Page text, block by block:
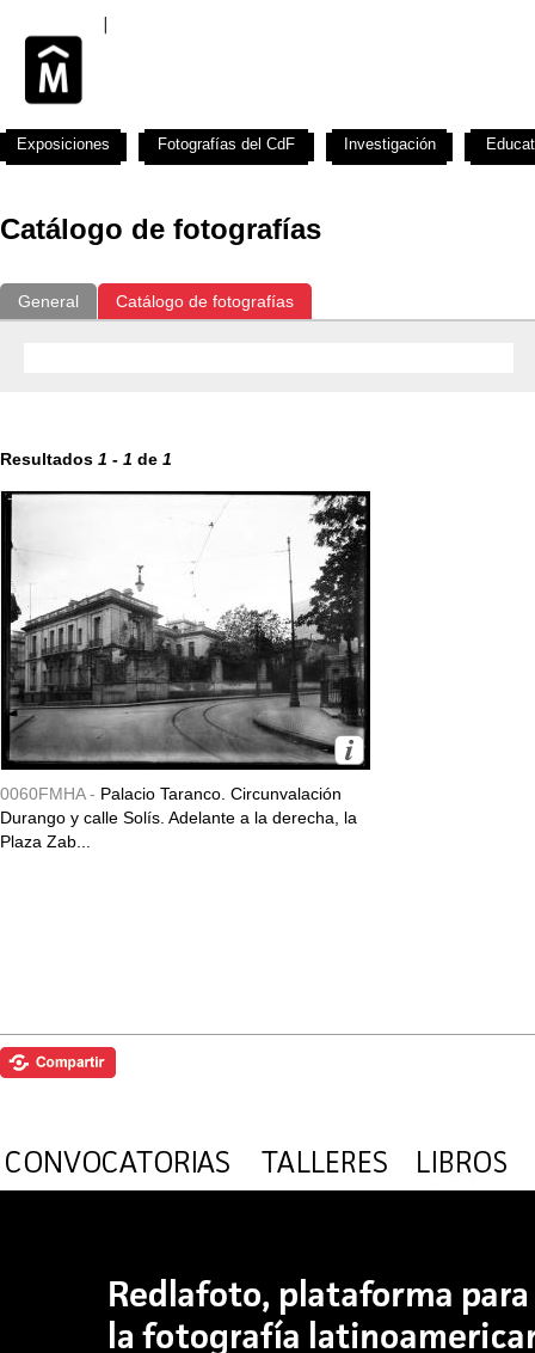
Catálogo de fotografías
General Catálogo de fotografías
Resultados 1 - 1 de 1
0060FMHA - Palacio Taranco. Circunvalación
Durango y calle Solís. Adelante a la derecha, la
Plaza Zab...
Exposiciones Fotografías del CdF Investigación